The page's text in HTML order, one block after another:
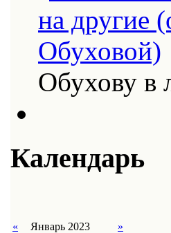
Обухову
Календарь
« Январь 2023
»